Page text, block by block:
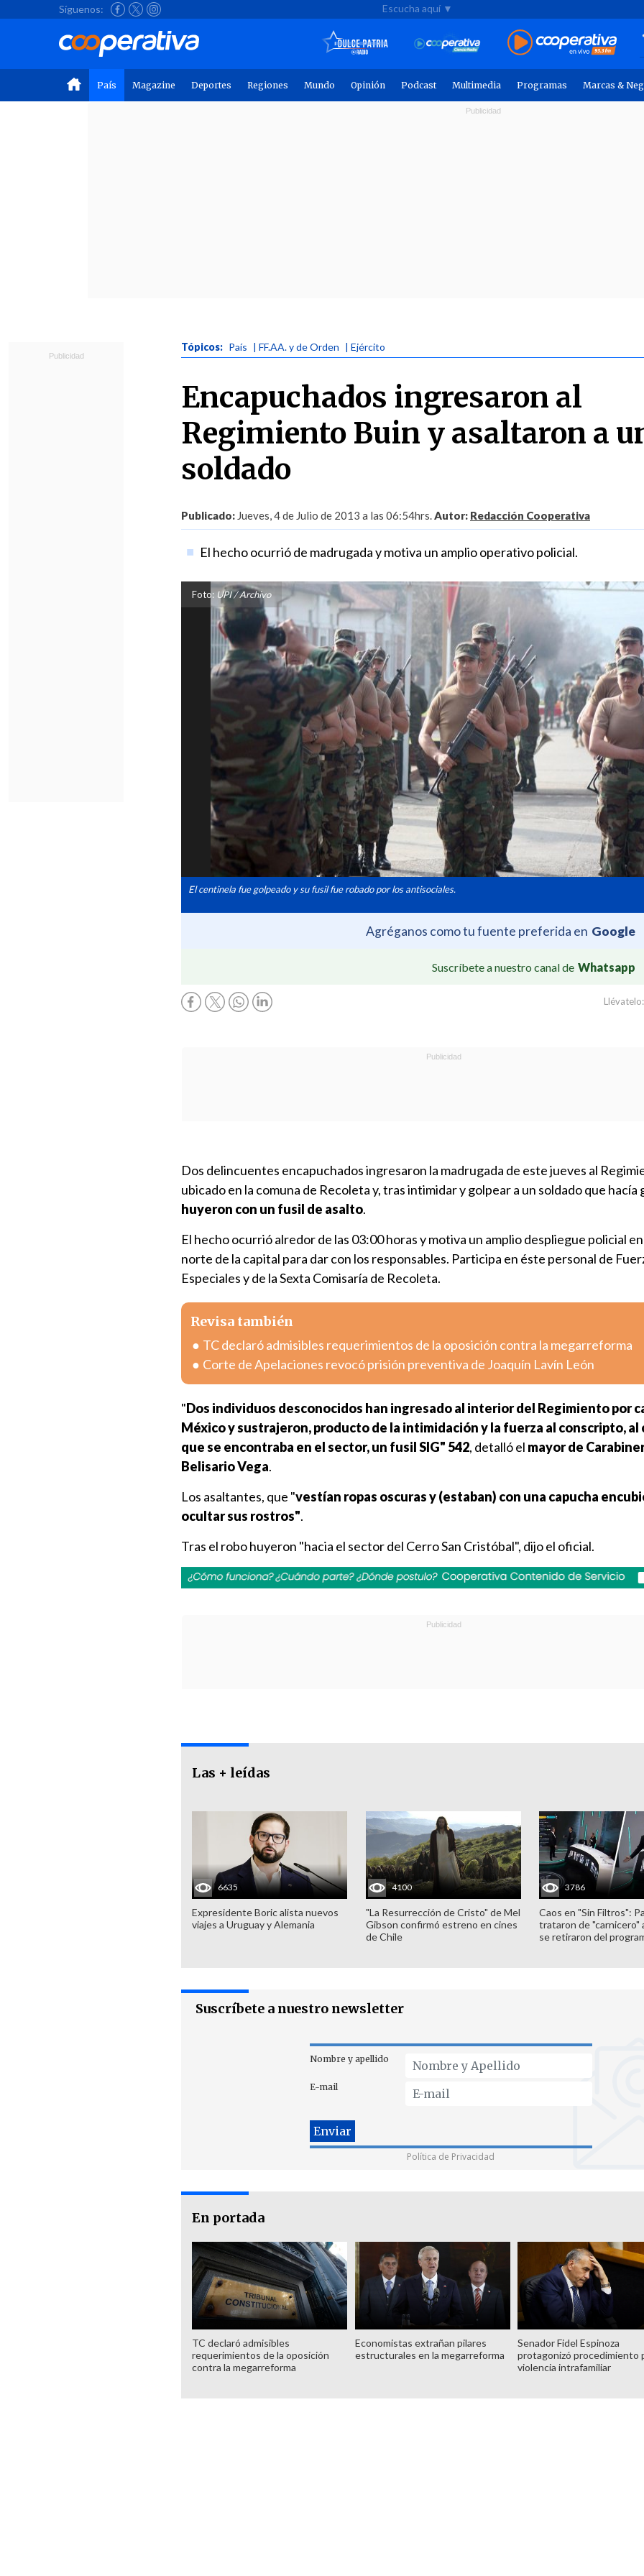
Síguenos: Escucha aquí ▼
País Magazine Deportes Regiones Mundo Opinión Podcast Multimedia Programas Marcas &
Tópicos: País | FF.AA. y de Orden | Ejército
Encapuchados ingresaron al
Regimiento Buin y asaltaron a
soldado
Publicado: Jueves, 4 de Julio de 2013 a las 06:54hrs.Autor: Redacción Cooperativa
El hecho ocurrió de madrugada y motiva un amplio operativo policial.
Foto: UPI / Archivo
El centinela fue golpeado y su fusil fue robado por los antisociales.
Agréganos como tu fuente preferida en Google
Suscríbete a nuestro canal de Whatsapp
Llévatelo:
Dos delincuentes encapuchados ingresaron la madrugada de este jueves al
ubicado en la comuna de Recoleta y, tras intimidar y golpear a un soldado que hacía
huyeron con un fusil de asalto.
El hecho ocurrió alredor de las 03:00 horas y motiva un amplio despliegue policial
norte de la capital para dar con los responsables. Participa en éste personal de
Especiales y de la Sexta Comisaría de Recoleta.
Revisa también
TC declaró admisibles requerimientos de la oposición contra la megarreforma
Corte de Apelaciones revocó prisión preventiva de Joaquín Lavín León
"Dos individuos desconocidos han ingresado al interior del Regimiento por
México y sustrajeron, producto de la intimidación y la fuerza al conscripto,
que se encontraba en el sector, un fusil SIG" 542, detalló el mayor de
Belisario Vega.
Los asaltantes, que "vestían ropas oscuras y (estaban) con una capucha
ocultar sus rostros".
Tras el robo huyeron "hacia el sector del Cerro San Cristóbal", dijo el oficial.
Las + leídas
6635
Expresidente Boric alista nuevos
viajes a Uruguay y Alemania
4100
"La Resurrección de Cristo" de Mel
Gibson confirmó estreno en cines
de Chile
3786
Caos en "Sin Filtros":
trataron de "carnicero"
se retiraron del
Suscríbete a nuestro newsletter
Nombre y apellido
E-mail
Política de Privacidad
En portada
TC declaró admisibles
requerimientos de la oposición
contra la megarreforma
Economistas extrañan pilares
estructurales en la megarreforma
Senador Fidel Espinoza
protagonizó procedimiento
violencia intrafamiliar